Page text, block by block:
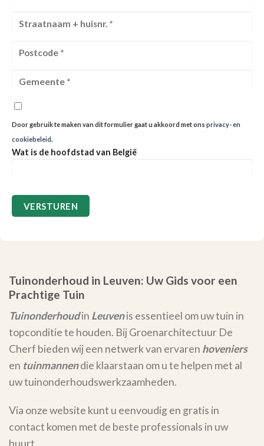
Door gebruik te maken van dit formulier gaat u akkoord met ons privacy- en
cookiebeleid.
Wat is de hoofdstad van België
Tuinonderhoud in Leuven: Uw Gids voor een
Prachtige Tuin
Tuinonderhoudin Leuvenis essentieel om uw tuin in
topconditie te houden. Bij Groenarchitectuur De
Cherf bieden wij een netwerk van ervaren hoveniers
en tuinmannendie klaarstaan om u te helpen met al
uw tuinonderhoudswerkzaamheden.
Via onze website kunt u eenvoudig en gratis in
contact komen met de beste professionals in uw